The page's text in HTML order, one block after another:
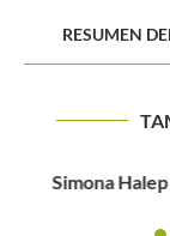
RESUMEN